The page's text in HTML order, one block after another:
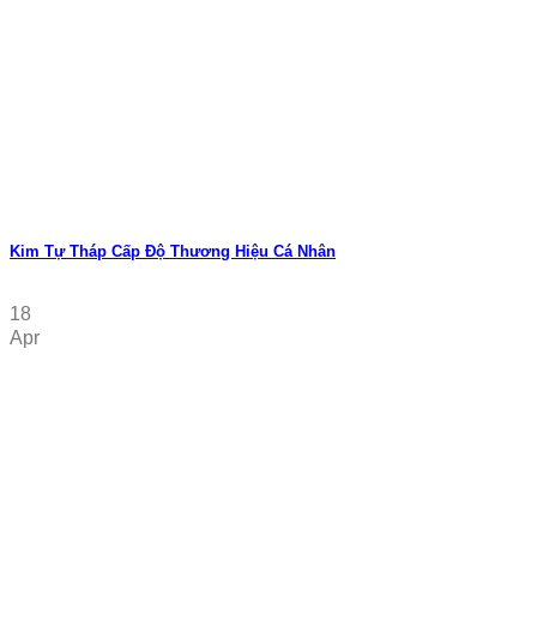
Kim Tự Tháp Cấp Độ Thương Hiệu Cá Nhân
18
Apr